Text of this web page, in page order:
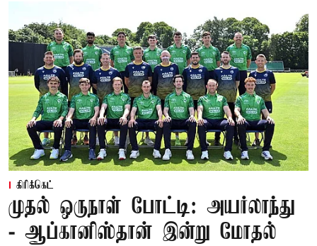
கிரிக்கெட்
முதல் ஒருநாள் போட்டி: அயர்லாந்து
- ஆப்கானிஸ்தான் இன்று மோதல்